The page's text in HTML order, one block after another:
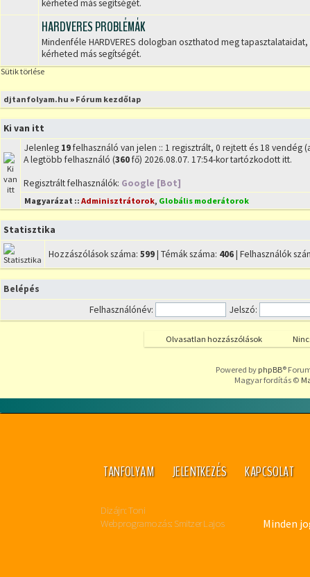
Nincs
olvasatlan
hozzászólás
kérheted más segítségét.
Nincs
olvasatlan
hozzászólás
HARDVERES PROBLÉMÁK
Mindenféle HARDVERES dologban oszthatod meg
kérheted más segítségét.
Sütik törlése
djtanfolyam.hu » Fórum kezdőlap
Ki van itt
Jelenleg 19felhasználó van jelen :: 1 regisztrált, 0 rejtett és 18 vendég
A legtöbb felhasználó (360fő) 2026.08.07. 17:54-kor tartózkodott itt.
Regisztrált felhasználók: Google [Bot]
Magyarázat :: Adminisztrátorok, Globális moderátorok
Statisztika
Hozzászólások száma: 599| Témák száma: 406| Felhasználók
Belépés
Felhasználónév:
Jelszó:
Olvasatlan hozzászólások
Powered by phpBB®
Magyar fordítás ©
TANFOLYAM JELENTKEZÉS KAPCSOLAT
Minden
Dizájn: Toni
Webprogramozás: Smitzer Lajos